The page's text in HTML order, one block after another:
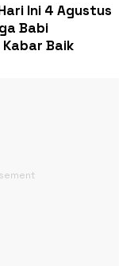
Ini 4 Agustus
Babi
Baik